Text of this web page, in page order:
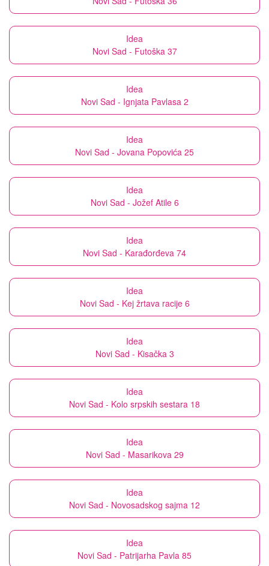
Idea
Novi Sad - Futoška 37
Idea
Novi Sad - Ignjata Pavlasa 2
Idea
Novi Sad - Jovana Popovića 25
Idea
Novi Sad - Jožef Atile 6
Idea
Novi Sad - Karađorđeva 74
Idea
Novi Sad - Kej žrtava racije 6
Idea
Novi Sad - Kisačka 3
Idea
Novi Sad - Kolo srpskih sestara 18
Idea
Novi Sad - Masarikova 29
Idea
Novi Sad - Novosadskog sajma 12
Idea
Novi Sad - Patrijarha Pavla 85